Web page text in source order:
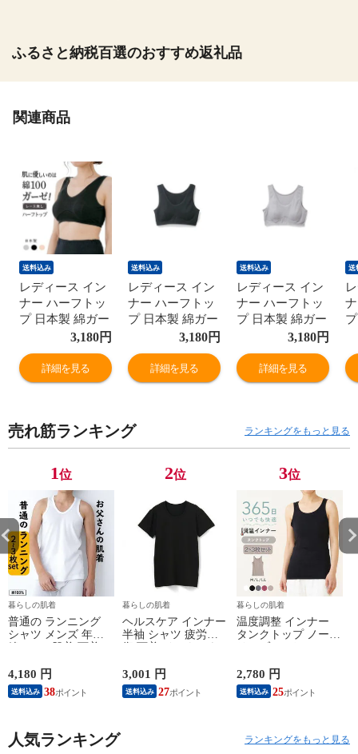
ふるさと納税百選のおすすめ返礼品
関連商品
送料込み
レディース イン
ナー ハーフトッ
プ 日本製 綿ガー
ゼ 年間 スーピマ
綿100% コットン
100 ブラトップ
ノンワイヤー ナ
3,180円
詳細を見る
送料込み
レディース イン
ナー ハーフトッ
プ 日本製 綿ガー
ゼ 年間 スーピマ
綿100% コットン
100 ブラトップ
ノンワイヤー ナ
3,180円
詳細を見る
送料込み
レディース イン
ナー ハーフトッ
プ 日本製 綿ガー
ゼ 年間 スーピマ
綿100% コットン
100 ブラトップ
ノンワイヤー ナ
3,180円
詳細を見る
送
売れ筋ランキング ランキングをもっと見る
1位
暮らしの肌着
普通の ランニング
シャツ メンズ 年間
ンクトップ ノースリ
ーブ インナー 紳士
男性 シニア 抗菌 防
4,180 円
送料込み 38
2位
暮らしの肌着
ヘルスケア インナー
半袖 シャツ 疲労回
外線 疲労軽減 ボデ
ィケア 健康 プレゼ
ント ギフト ヘルス
3,001 円
送料込み 27
3位
暮らしの肌着
温度調整 インナー
タンクトップ ノース
オフホワイト/ブラウ
ン/ブラック/チャコ
ールグレー/ピンク
2,780 円
送料込み 25
人気ランキング ランキングをもっと見る